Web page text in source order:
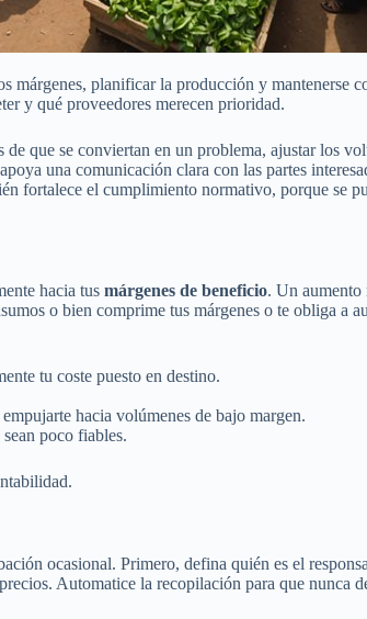
planificar la producción y mantenerse
y qué proveedores merecen prioridad.
que se conviertan en un problema, ajustar los
una comunicación clara con las partes
fortalece el cumplimiento normativo, porque se
hacia tus márgenes de beneficio. Un aumento
o bien comprime tus márgenes o te obliga a
tu coste puesto en destino.
hacia volúmenes de bajo margen.
poco fiables.
ocasional. Primero, defina quién es el
Automatice la recopilación para que nunca